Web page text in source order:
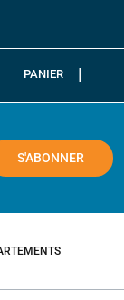
PANIER
S'ABONNER